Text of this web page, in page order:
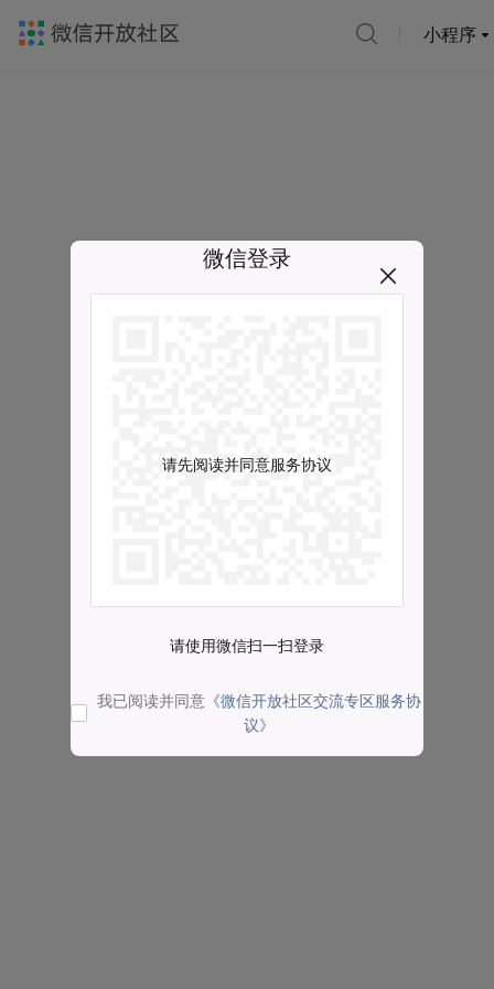
小程序
微信登录
请先阅读并同意服务协议
请使用微信扫一扫登录
我已阅读并同意 《微信开放社区交流专区服务协
议》